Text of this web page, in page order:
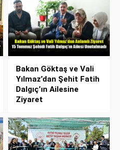
Bakan Göktaş ve Vali
Yılmaz’dan Şehit Fatih
Dalgıç’ın Ailesine
Ziyaret